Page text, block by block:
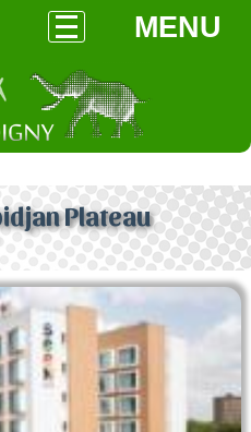
MENU
Plateau